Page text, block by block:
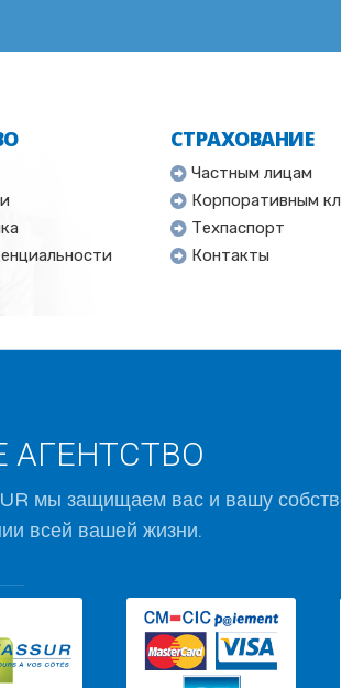
СТРАХОВАНИЕ
Частным лицам
Корпоративным
Техпаспорт
Контакты
АГЕНТСТВО
мы защищаем вас и вашу
всей вашей жизни.